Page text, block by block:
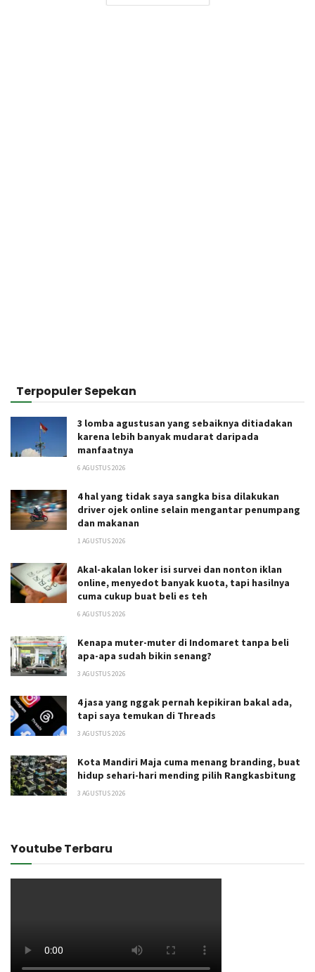
Terpopuler Sepekan
3 lomba agustusan yang sebaiknya ditiadakan
karena lebih banyak mudarat daripada
manfaatnya
6 AGUSTUS 2026
4 hal yang tidak saya sangka bisa dilakukan
driver ojek online selain mengantar penumpang
dan makanan
1 AGUSTUS 2026
Akal-akalan loker isi survei dan nonton iklan
online, menyedot banyak kuota, tapi hasilnya
cuma cukup buat beli es teh
6 AGUSTUS 2026
Kenapa muter-muter di Indomaret tanpa beli
apa-apa sudah bikin senang?
3 AGUSTUS 2026
4 jasa yang nggak pernah kepikiran bakal ada,
tapi saya temukan di Threads
3 AGUSTUS 2026
Kota Mandiri Maja cuma menang branding, buat
hidup sehari-hari mending pilih Rangkasbitung
3 AGUSTUS 2026
Youtube Terbaru